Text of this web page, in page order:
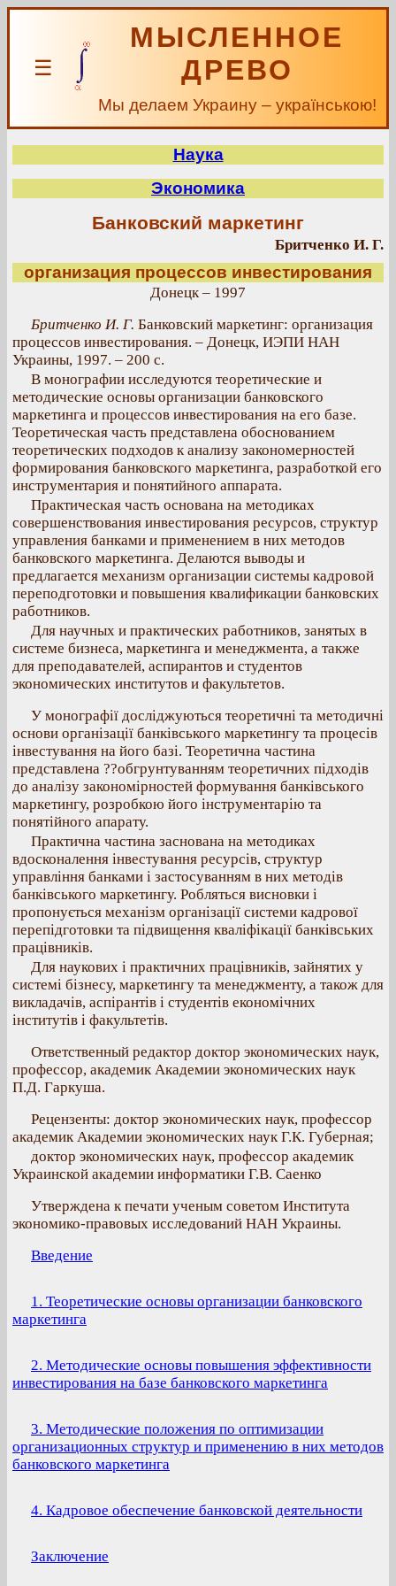
☰
МЫСЛЕННОЕ
ДРЕВО
Мы делаем Украину – українською!
Наука
Экономика
Банковский маркетинг
Бритченко И. Г.
организация процессов инвестирования
Донецк – 1997
Бритченко И. Г. Банковский маркетинг: организация
процессов инвестирования. – Донецк, ИЭПИ НАН
Украины, 1997. – 200 с.
В монографии исследуются теоретические и
методические основы организации банковского
маркетинга и процессов инвестирования на его базе.
Теоретическая часть представлена обоснованием
теоретических подходов к анализу закономерностей
формирования банковского маркетинга, разработкой его
инструментария и понятийного аппарата.
Практическая часть основана на методиках
совершенствования инвестирования ресурсов, структур
управления банками и применением в них методов
банковского маркетинга. Делаются выводы и
предлагается механизм организации системы кадровой
переподготовки и повышения квалификации банковских
работников.
Для научных и практических работников, занятых в
системе бизнеса, маркетинга и менеджмента, а также
для преподавателей, аспирантов и студентов
экономических институтов и факультетов.
У монографії досліджуються теоретичні та методичні
основи організації банківського маркетингу та процесів
інвестування на його базі. Теоретична частина
представлена ??обгрунтуванням теоретичних підходів
до аналізу закономірностей формування банківського
маркетингу, розробкою його інструментарію та
понятійного апарату.
Практична частина заснована на методиках
вдосконалення інвестування ресурсів, структур
управління банками і застосуванням в них методів
банківського маркетингу. Робляться висновки і
пропонується механізм організації системи кадрової
перепідготовки та підвищення кваліфікації банківських
працівників.
Для наукових і практичних працівників, зайнятих у
системі бізнесу, маркетингу та менеджменту, а також для
викладачів, аспірантів і студентів економічних
інститутів і факультетів.
Ответственный редактор доктор экономических наук,
профессор, академик Академии экономических наук
П.Д. Гаркуша.
Рецензенты: доктор экономических наук, профессор
академик Академии экономических наук Г.К. Губерная;
доктор экономических наук, профессор академик
Украинской академии информатики Г.В. Саенко
Утверждена к печати ученым советом Института
экономико-правовых исследований НАН Украины.
Введение
1. Теоретические основы организации банковского
маркетинга
2. Методические основы повышения эффективности
инвестирования на базе банковского маркетинга
3. Методические положения по оптимизации
организационных структур и применению в них методов
банковского маркетинга
4. Кадровое обеспечение банковской деятельности
Заключение